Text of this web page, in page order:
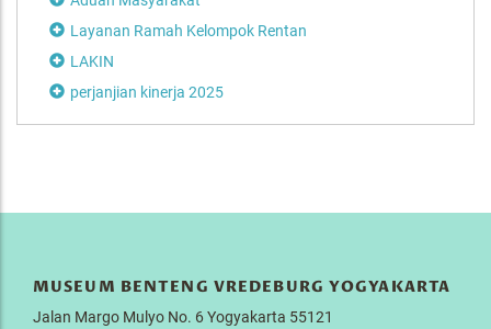
Layanan Ramah Kelompok Rentan
LAKIN
perjanjian kinerja 2025
MUSEUM BENTENG VREDEBURG YOGYAKARTA
Jalan Margo Mulyo No. 6 Yogyakarta 55121